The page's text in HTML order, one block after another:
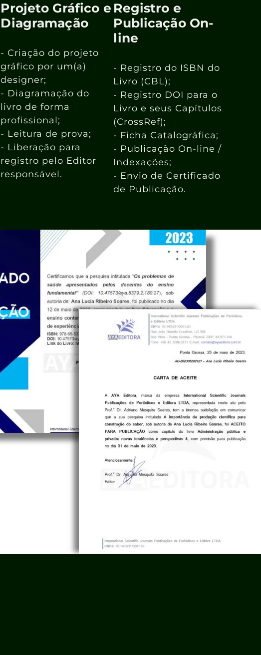
Projeto Gráfico e
Diagramação
- Criação do projeto
gráfico por um(a)
designer;
- Diagramação do
livro de forma
profissional;
- Leitura de prova;
- Liberação para
registro pelo Editor
responsável.
Registro e
Publicação On-
line
- Registro do ISBN do
Livro (CBL);
- Registro DOI para o
Livro e seus Capítulos
(CrossRef);
- Ficha Catalográfica;
- Publicação On-line /
Indexações;
- Envio de Certificado
de Publicação.